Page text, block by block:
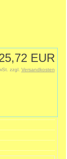
EUR
zzgl. Versandkosten